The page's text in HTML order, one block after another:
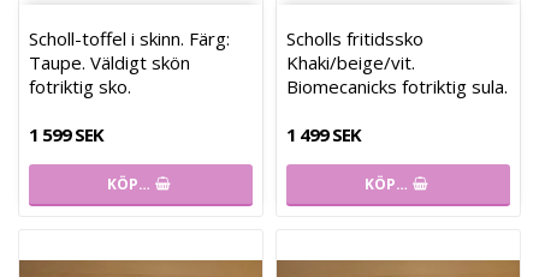
Scholl-toffel i skinn. Färg:
Taupe. Väldigt skön
fotriktig sko.
1 599 SEK
KÖP…
Scholls fritidssko
Khaki/beige/vit.
Biomecanicks fotriktig sula.
1 499 SEK
KÖP…